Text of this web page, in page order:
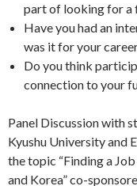
part of looking for a
Have you had an
was it for your
Do you think
connection to your
Panel Discussion with
Kyushu University and
the topic “Finding a
and Korea” co-